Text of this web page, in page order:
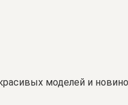
моделей и